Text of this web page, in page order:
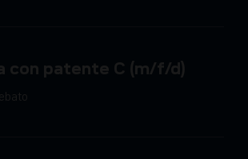
con patente C (m/f/d)